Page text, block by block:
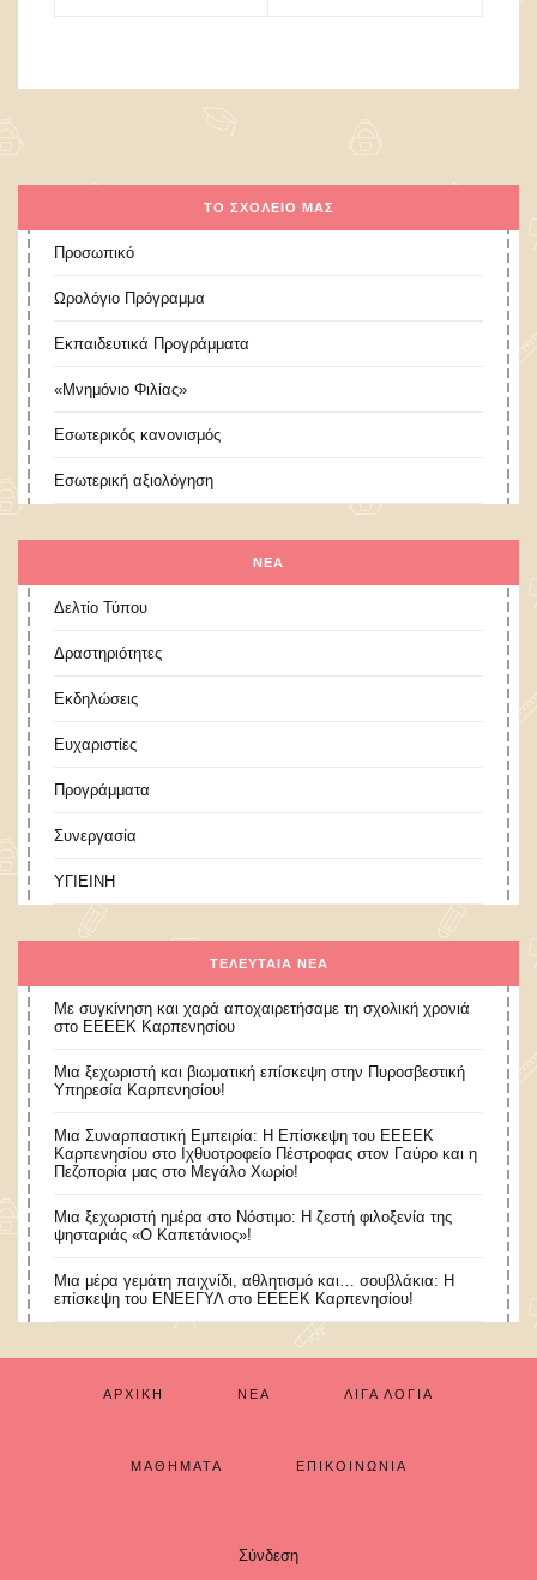
ΤΟ ΣΧΟΛΕΊΟ ΜΑΣ
Προσωπικό
Ωρολόγιο Πρόγραμμα
Εκπαιδευτικά Προγράμματα
«Μνημόνιο Φιλίας»
Εσωτερικός κανονισμός
Εσωτερική αξιολόγηση
ΝΕΑ
Δελτίο Τύπου
Δραστηριότητες
Εκδηλώσεις
Ευχαριστίες
Προγράμματα
Συνεργασία
ΥΓΙΕΙΝΗ
ΤΕΛΕΥΤΑΊΑ ΝΈΑ
Με συγκίνηση και χαρά αποχαιρετήσαμε τη σχολική χρονιά
στο ΕΕΕΕΚ Καρπενησίου
Μια ξεχωριστή και βιωματική επίσκεψη στην Πυροσβεστική
Υπηρεσία Καρπενησίου!
Μια Συναρπαστική Εμπειρία: Η Επίσκεψη του ΕΕΕΕΚ
Καρπενησίου στο Ιχθυοτροφείο Πέστροφας στον Γαύρο και η
Πεζοπορία μας στο Μεγάλο Χωρίο!
​Μια ξεχωριστή ημέρα στο Νόστιμο: Η ζεστή φιλοξενία της
ψησταριάς «Ο Καπετάνιος»!
Μια μέρα γεμάτη παιχνίδι, αθλητισμό και… σουβλάκια: Η
επίσκεψη του ΕΝΕΕΓΥΛ στο ΕΕΕΕΚ Καρπενησίου!
ΑΡΧΙΚΉ ΝΈΑ ΛΊΓΑ ΛΌΓΙΑ
ΜΑΘΉΜΑΤΑ ΕΠΙΚΟΙΝΩΝΊΑ
Σύνδεση